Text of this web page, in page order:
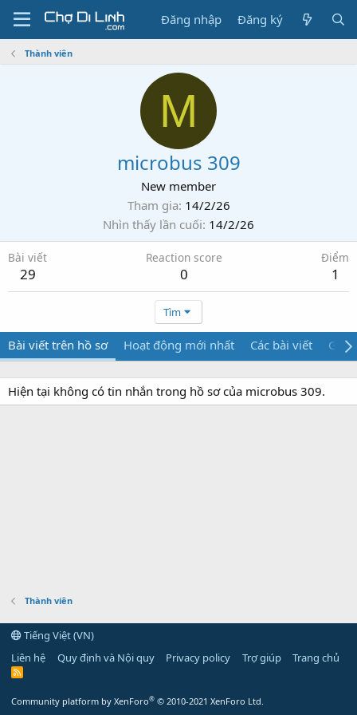
Đăng nhập Đăng ký
Thành viên
M
microbus 309
New member
Tham gia 14/2/26
Nhìn thấy lần cuối 14/2/26
Bài viết
29
Reaction score
0
Điểm
1
Tìm
Bài viết trên hồ sơ Hoạt động mới nhất Các bài viết Giới
Hiện tại không có tin nhắn trong hồ sơ của microbus 309.
Thành viên
Tiếng Việt (VN)
Liên hệ
Quy định và Nội quy Privacy policy Trợ giúp Trang chủ
R
Community platform by XenForo® © 2010-2021 XenForo Ltd.